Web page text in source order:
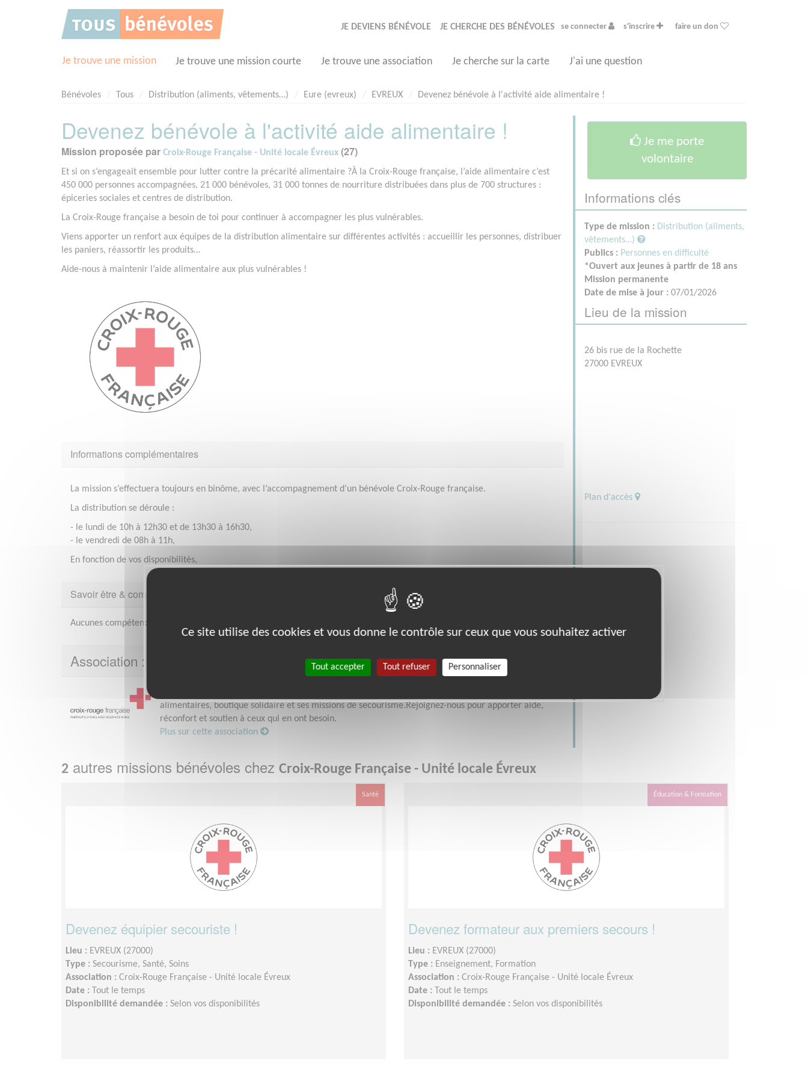
JE DEVIENS BÉNÉVOLE JE CHERCHE DES BÉNÉVOLES se connecter s'inscrire faire un don
Je trouve une mission Je trouve une mission courte Je trouve une association Je cherche sur la carte J'ai une question
Bénévoles Tous Distribution (aliments, vêtements…) Eure (evreux) EVREUX Devenez bénévole à l'activité aide alimentaire !
Devenez bénévole à l'activité aide alimentaire !
Mission proposée par Croix-Rouge Française - Unité locale Évreux (27)
Et si on s’engageait ensemble pour lutter contre la précarité alimentaire ?À la Croix-Rouge française, l’aide alimentaire c’est
450 000 personnes accompagnées, 21 000 bénévoles, 31 000 tonnes de nourriture distribuées dans plus de 700 structures :
épiceries sociales et centres de distribution.
La Croix-Rouge française a besoin de toi pour continuer à accompagner les plus vulnérables.
Viens apporter un renfort aux équipes de la distribution alimentaire sur différentes activités : accueillir les personnes, distribuer
les paniers, réassortir les produits…
Aide-nous à maintenir l’aide alimentaire aux plus vulnérables !
Informations complémentaires
La mission s’effectuera toujours en binôme, avec l’accompagnement d’un bénévole Croix-Rouge française.
La distribution se déroule :
- le lundi de 10h à 12h30 et de 13h30 à 16h30,
- le vendredi de 08h à 11h,
En fonction de vos disponibilités,
Savoir être & compétences
Aucunes compétences particulières pour cette mission
Disponibilité demandée
Association : Croix-Rouge Française - Unité locale Évreux
alimentaires, boutique solidaire et ses missions de secourisme.Rejoignez-nous pour apporter aide,
réconfort et soutien à ceux qui en ont besoin.
Plus sur cette association
Je me porte
volontaire
Informations clés
Type de mission : Distribution (aliments,
vêtements…)
Publics : Personnes en difficulté
*Ouvert aux jeunes à partir de 18 ans
Mission permanente
Date de mise à jour : 07/01/2026
Lieu de la mission
26 bis rue de la Rochette
27000 EVREUX
Plan d'accès
2 autres missions bénévoles chez Croix-Rouge Française - Unité locale Évreux
Santé
Devenez équipier secouriste !
Lieu : EVREUX (27000)
Type : Secourisme, Santé, Soins
Association : Croix-Rouge Française - Unité locale Évreux
Date :
Tout le temps
Disponibilité demandée : Selon vos disponibilités
Éducation & Formation
Devenez formateur aux premiers secours !
Lieu : EVREUX (27000)
Type : Enseignement, Formation
Association : Croix-Rouge Française - Unité locale Évreux
Date :
Tout le temps
Disponibilité demandée : Selon vos disponibilités
Ce site utilise des cookies et vous donne le contrôle sur ceux que vous souhaitez activer
Tout accepter Tout refuser Personnaliser